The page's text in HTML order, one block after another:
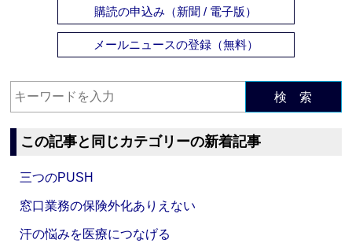
購読の申込み（新聞 / 電子版）
メールニュースの登録（無料）
検 索
この記事と同じカテゴリーの新着記事
三つのPUSH
窓口業務の保険外化ありえない
汗の悩みを医療につなげる